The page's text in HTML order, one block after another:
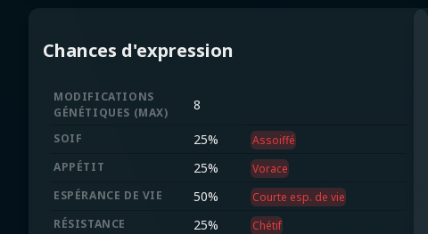
Chances d'expression
MODIFICATIONS
GÉNÉTIQUES (MAX) 8
SOIF 25%
Assoiffé
APPÉTIT
25%
Vorace
ESPÉRANCE DE VIE
50%
Courte esp. de vie
RÉSISTANCE
25%
Chétif